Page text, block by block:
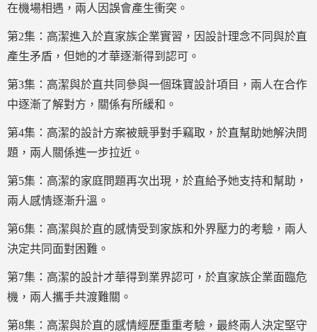
在機場相遇，兩人因誤會產生衝突。
第2集：高潔進入於直家族企業實習，因設計理念不同與於直
產生矛盾，但她的才華逐漸得到認可。
第3集：高潔與於直共同參與一個珠寶設計項目，兩人在合作
中逐漸了解對方，關係有所緩和。
第4集：高潔的設計方案被競爭對手竊取，於直幫助她解決問
題，兩人關係進一步拉近。
第5集：高潔的家庭問題再次出現，於直給予她支持和幫助，
兩人感情逐漸升溫。
第6集：高潔與於直的感情受到家族和外界壓力的考驗，兩人
決定共同面對困難。
第7集：高潔的設計才華得到業界認可，於直家族企業面臨危
機，兩人攜手共渡難關。
第8集：高潔與於直的感情經歷重重考驗，最終兩人決定堅守